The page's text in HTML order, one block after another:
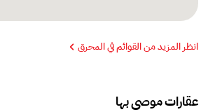
انظر المزيد من القوائم في المحرق
عقارات موصى بها